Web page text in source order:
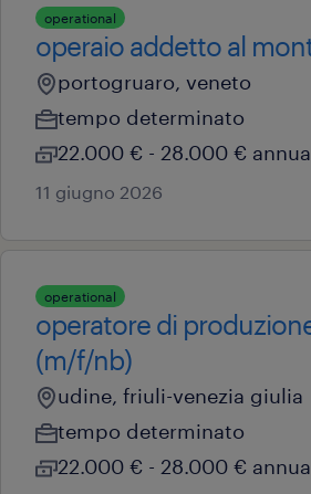
operational
operaio addetto al
portogruaro, veneto
tempo determinato
22.000 € - 28.000 €
11 giugno 2026
operational
operatore di
(m/f/nb)
udine, friuli-venezia giulia
tempo determinato
22.000 € - 28.000 €